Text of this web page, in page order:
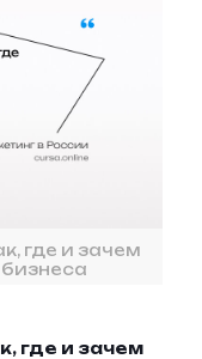
где и зачем
где и зачем